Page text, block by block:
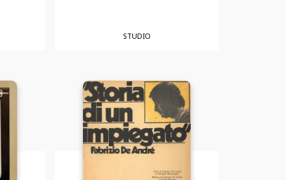
STUDIO